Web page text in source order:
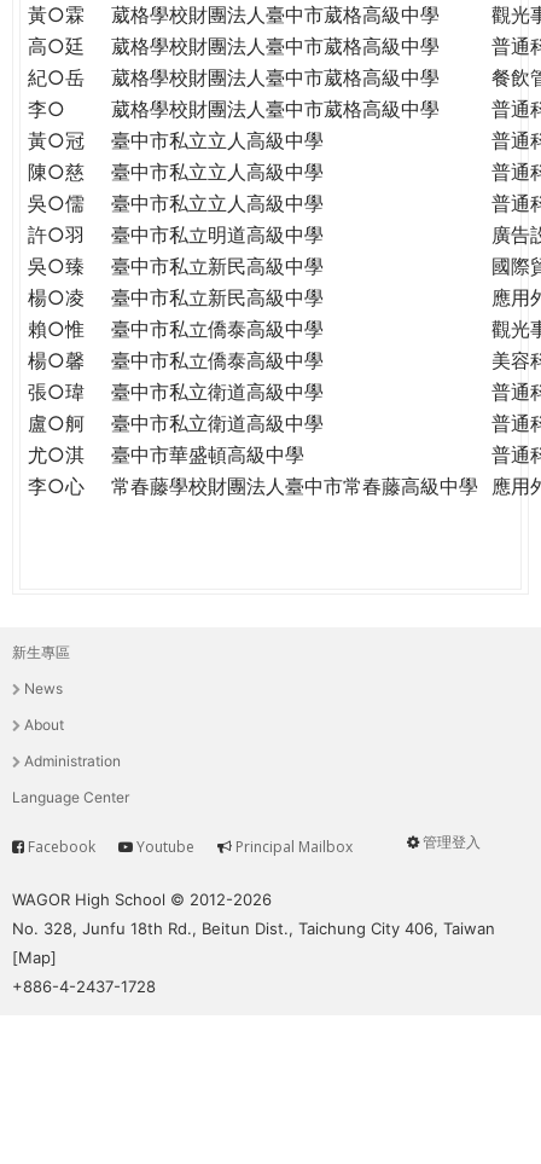
黃○霖
葳格學校財團法人臺中市葳格高級中學
觀光
高○廷
葳格學校財團法人臺中市葳格高級中學
普通
紀○岳
葳格學校財團法人臺中市葳格高級中學
餐飲
李○
葳格學校財團法人臺中市葳格高級中學
普通
黃○冠
臺中市私立立人高級中學
普通
陳○慈
臺中市私立立人高級中學
普通
吳○儒
臺中市私立立人高級中學
普通
許○羽
臺中市私立明道高級中學
廣告
吳○臻
臺中市私立新民高級中學
國際
楊○凌
臺中市私立新民高級中學
應用
賴○惟
臺中市私立僑泰高級中學
觀光
楊○馨
臺中市私立僑泰高級中學
美容
張○瑋
臺中市私立衛道高級中學
普通
盧○舸
臺中市私立衛道高級中學
普通
尤○淇
臺中市華盛頓高級中學
普通
李○心
常春藤學校財團法人臺中市常春藤高級中學 應用
主
選
單
新生專區
News
About
Administration
Language Center
User
管理登入
Service
Facebook Youtube Principal Mailbox
WAGOR High School © 2012-2026
No. 328, Junfu 18th Rd., Beitun Dist., Taichung City 406, Taiwan
[Map]
+886-4-2437-1728